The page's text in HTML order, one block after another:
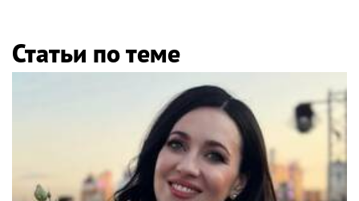
Статьи по теме